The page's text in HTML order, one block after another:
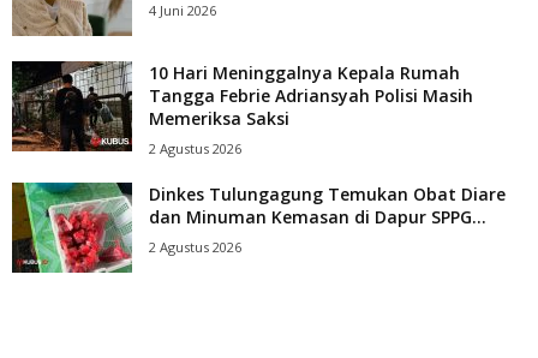
4 Juni 2026
10 Hari Meninggalnya Kepala Rumah
Tangga Febrie Adriansyah Polisi Masih
Memeriksa Saksi
2 Agustus 2026
Dinkes Tulungagung Temukan Obat Diare
dan Minuman Kemasan di Dapur SPPG...
2 Agustus 2026